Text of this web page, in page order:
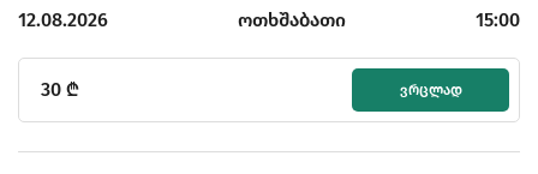
12.08.2026 ოთხშაბათი 15:00
30 ₾ ᲕᲠᲪᲚᲐᲓ